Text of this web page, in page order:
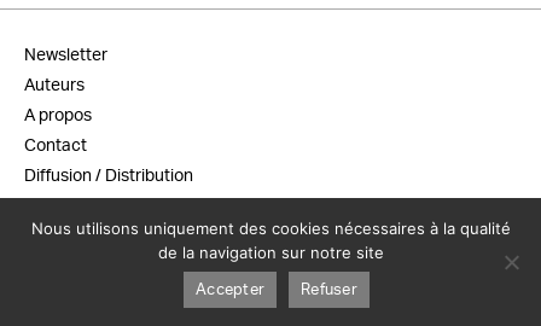
Newsletter
Auteurs
A propos
Contact
Diffusion / Distribution
Mentions légales
Nous utilisons uniquement des cookies nécessaires à la qualité
de la navigation sur notre site
Accepter Refuser